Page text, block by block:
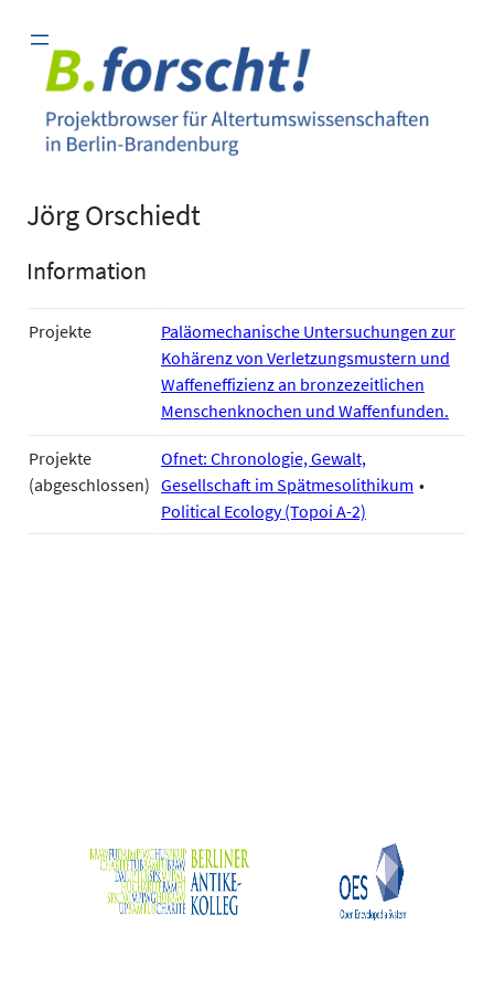
Inhalt
springen
Jörg Orschiedt
Information
Projekte
Paläomechanische Untersuchungen zur
Kohärenz von Verletzungsmustern und
Waffeneffizienz an bronzezeitlichen
Menschenknochen und Waffenfunden.
Projekte
(abgeschlossen)
Ofnet: Chronologie, Gewalt,
Gesellschaft im Spätmesolithikum
Political Ecology (Topoi A-2)